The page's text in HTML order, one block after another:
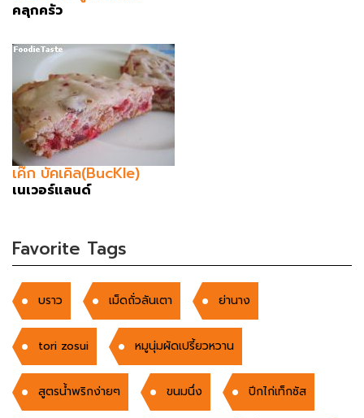
คลุกครัว
เค๊ก บัคเคิล(BucKle)
เนเวอร์แลนด์
Favorite Tags
บราว เม็ดถั่วลันเตา ย่านาง
tori zosui หมูนุ่มผัดเปรี้ยวหวาน
สูตรน้ำพริกง่ายๆ ขนมนึ่ง ปีกไก่เท็กซัส